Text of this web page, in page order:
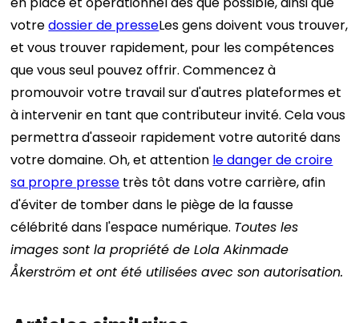
votredossier de presseLes gens doivent vous trouver,
et vous trouver rapidement, pour les compétences
que vous seul pouvez offrir. Commencez à
promouvoir votre travail sur d'autres plateformes et
à intervenir en tant que contributeur invité. Cela vous
permettra d'asseoir rapidement votre autorité dans
votre domaine. Oh, et attention le danger de croire
sa propre presse très tôt dans votre carrière, afin
d'éviter de tomber dans le piège de la fausse
célébrité dans l'espace numérique. Toutes les
images sont la propriété de Lola Akinmade
Åkerström et ont été utilisées avec son autorisation.